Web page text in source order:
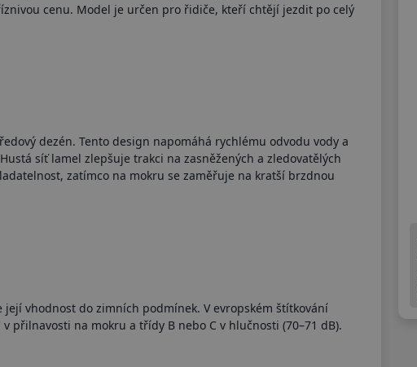
cenu. Model je určen pro řidiče, kteří chtějí jezdit po celý
dezén. Tento design napomáhá rychlému odvodu vody a
síť lamel zlepšuje trakci na zasněžených a zledovatělých
zatímco na mokru se zaměřuje na kratší brzdnou
její vhodnost do zimních podmínek. V evropském štítkování
přilnavosti na mokru a třídy B nebo C v hlučnosti (70–71 dB).